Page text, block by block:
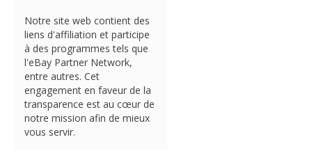
Notre site web contient des
liens d'affiliation et participe
à des programmes tels que
l'eBay Partner Network,
entre autres. Cet
engagement en faveur de la
transparence est au cœur de
notre mission afin de mieux
vous servir.